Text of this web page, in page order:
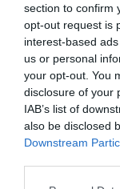
section to confirm
opt-out request is
interest-based
us or personal
your opt-out. You
disclosure of your
IAB’s list of
also be disclosed
Downstream